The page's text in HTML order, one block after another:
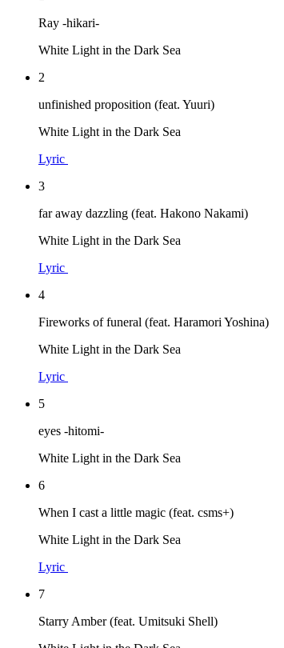
Ray -hikari-
White Light in the Dark Sea
2
unfinished proposition (feat. Yuuri)
White Light in the Dark Sea
Lyric
3
far away dazzling (feat. Hakono Nakami)
White Light in the Dark Sea
Lyric
4
Fireworks of funeral (feat. Haramori Yoshina)
White Light in the Dark Sea
Lyric
5
eyes -hitomi-
White Light in the Dark Sea
6
When I cast a little magic (feat. csms+)
White Light in the Dark Sea
Lyric
7
Starry Amber (feat. Umitsuki Shell)